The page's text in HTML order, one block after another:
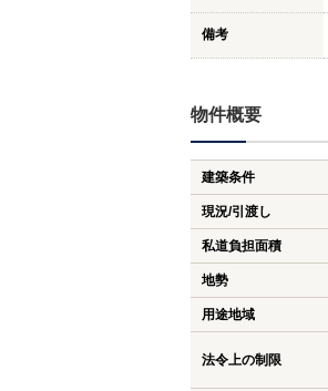
備考
物件概要
建築条件
現況/引渡し
私道負担面積
地勢
用途地域
法令上の制限